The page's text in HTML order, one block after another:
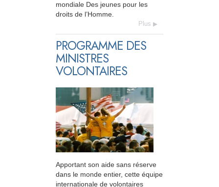
mondiale Des jeunes pour les
droits de l’Homme.
Plus
PROGRAMME DES
MINISTRES
VOLONTAIRES
Apportant son aide sans réserve
dans le monde entier, cette équipe
internationale de volontaires